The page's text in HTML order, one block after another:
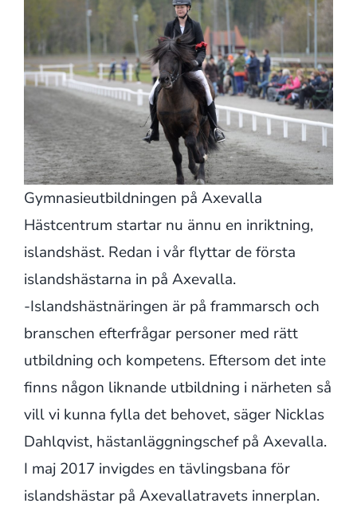
Gymnasieutbildningen på Axevalla
Hästcentrum startar nu ännu en inriktning,
islandshäst. Redan i vår flyttar de första
islandshästarna in på Axevalla.
-Islandshästnäringen är på frammarsch och
branschen efterfrågar personer med rätt
utbildning och kompetens. Eftersom det inte
finns någon liknande utbildning i närheten så
vill vi kunna fylla det behovet, säger Nicklas
Dahlqvist, hästanläggningschef på Axevalla.
I maj 2017 invigdes en tävlingsbana för
islandshästar på Axevallatravets innerplan.